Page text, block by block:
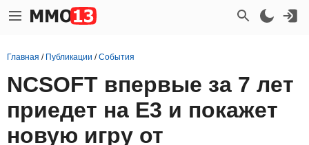
Главная / Публикации /События
NCSOFT впервые за 7 лет
приедет на E3 и покажет
новую игру от